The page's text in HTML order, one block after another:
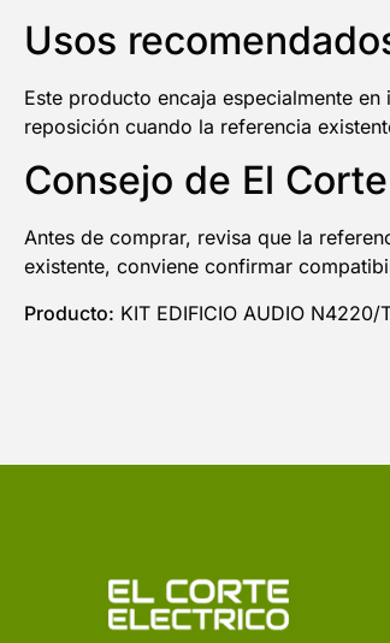
Usos
Este producto encaja especialmente
reposición cuando la referencia
Consejo de El
Antes de comprar, revisa que la
existente, conviene confirmar
Producto: KIT EDIFICIO AUDIO